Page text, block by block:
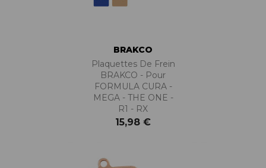
BRAKCO
Plaquettes De Frein
BRAKCO - Pour
FORMULA CURA -
MEGA - THE ONE -
R1 - RX
15,98 €